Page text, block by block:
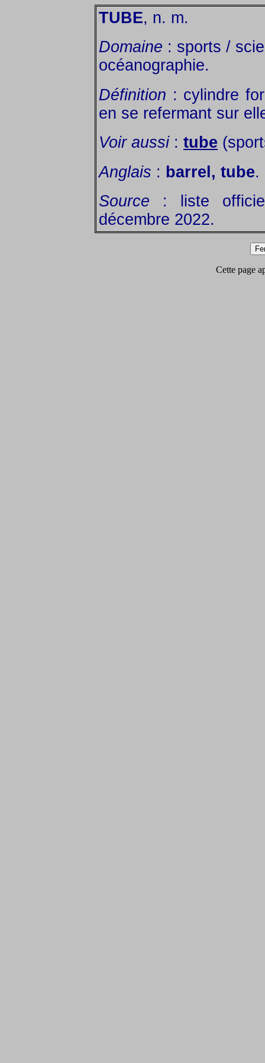
TUBE, n. m.
Domaine : sports /
océanographie.
Définition : cylindre
en se refermant sur
Voir aussi: tube
Anglais : barrel, tube.
Source : liste
décembre 2022.
Cette page